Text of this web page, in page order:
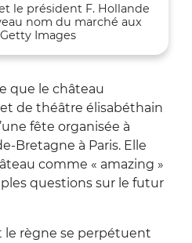
le président F. Hollande
nom du marché aux
Images
que le château
de théâtre élisabéthain
fête organisée à
Bretagne à Paris. Elle
comme « amazing »
questions sur le futur
le règne se perpétuent